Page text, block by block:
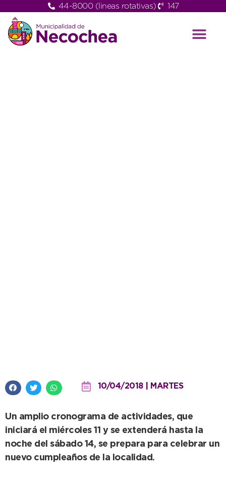
44-8000 (lineas rotativas) 147
10/04/2018 | MARTES
Un amplio cronograma de actividades, que
iniciará el miércoles 11 y se extenderá hasta la
noche del sábado 14, se prepara para celebrar un
nuevo cumpleaños de la localidad.